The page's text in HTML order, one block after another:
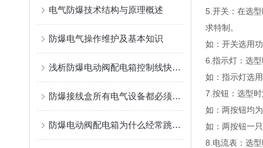
电气防爆技术结构与原理概述
防爆电气操作维护及基本知识
浅析防爆电动阀配电箱控制线快速故障排除技术
防爆接线盒所有电气设备都必须进行接地
防爆电动阀配电箱为什么经常跳闸呢?
5.开关：在选
求特制。
如：开关选用
6.指示灯：选
如：指示灯选
7.按钮：选型
如：两按钮均
如：两按钮一
8.电流表：选